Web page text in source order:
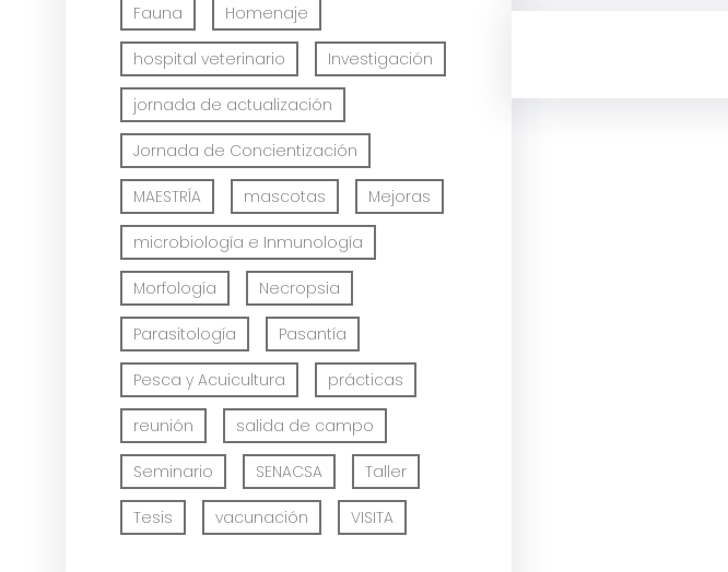
Fauna Homenaje
hospital veterinario Investigación
jornada de actualización
Jornada de Concientización
MAESTRÍA mascotas Mejoras
microbiología e Inmunología
Morfología Necropsia
Parasitología Pasantía
Pesca y Acuicultura prácticas
reunión salida de campo
Seminario SENACSA Taller
Tesis vacunación VISITA